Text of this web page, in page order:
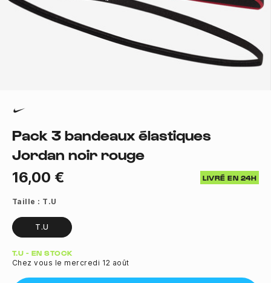
Pack 3 bandeaux élastiques
Jordan noir rouge
16,00 € LIVRÉ EN 24H
Taille : T.U
T.U
Quantité
T.U - EN STOCK
Chez vous le mercredi 12 août